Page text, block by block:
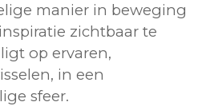
manier in beweging
zichtbaar te
op ervaren,
in een
sfeer.